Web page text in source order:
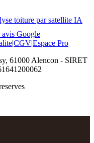
toiture par satellite IA
avis Google
|CGV|Espace Pro
61000 Alencon - SIRET